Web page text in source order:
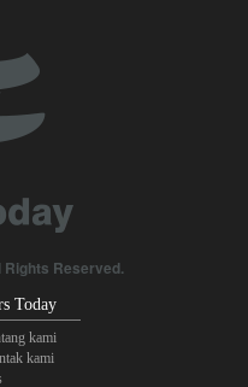
Saudi
Mengapa Iran Tetap
dari Kawasan dan Semua
Rights Reserved.
Today
kami
kami